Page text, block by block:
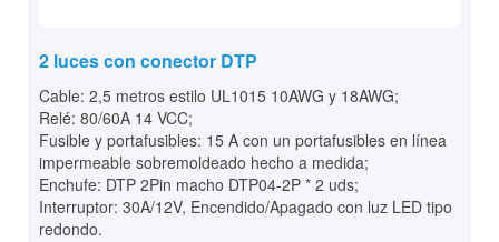
2 luces con conector DTP
Cable: 2,5 metros estilo UL1015 10AWG y 18AWG;
Relé: 80/60A 14 VCC;
Fusible y portafusibles: 15 A con un portafusibles en línea
impermeable sobremoldeado hecho a medida;
Enchufe: DTP 2Pin macho DTP04-2P * 2 uds;
Interruptor: 30A/12V, Encendido/Apagado con luz LED tipo
redondo.